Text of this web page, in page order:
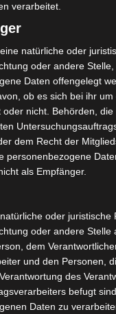
neue Notfallsanitäter
über A7 –
bei Bagger-Unfall auf
Ortsteile
verarbeitet.
natürliche oder
oder andere Stelle,
Daten offengelegt
ob es sich bei ihr um
oder nicht. Behörden, die
dem Recht der
personenbezogene
als Empfänger.
oder juristische
oder andere Stelle
dem
und den Personen,
des
befugt
Daten zu